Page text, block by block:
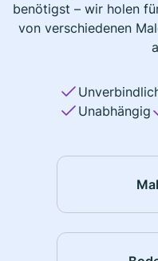
benötigst – wir holen
von verschiedenen
Unabhängig